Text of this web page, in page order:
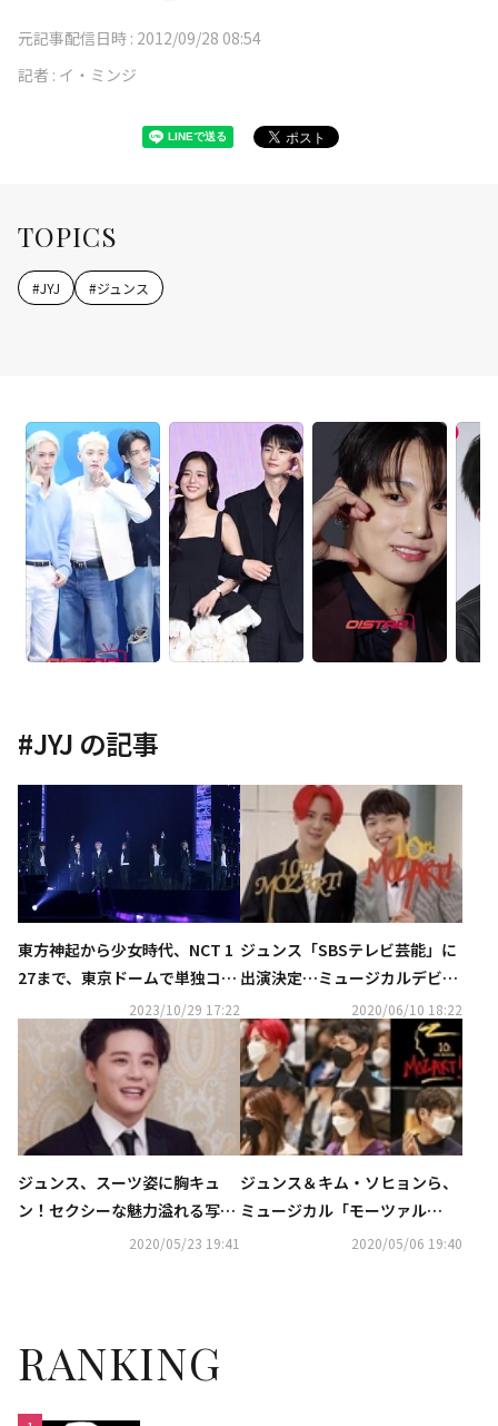
元記事配信日時 : 2012/09/28 08:54
記者 : イ・ミンジ
TOPICS
#JYJ #ジュンス
#JYJ の記事
東方神起から少女時代、NCT 1
27まで、東京ドームで単独コン
サートを成功させたアイドル
2023/10/29 17:22
ジュンス「SBSテレビ芸能」に
出演決定…ミュージカルデビュ
ー10周年のインタビューを電撃
公開
2020/06/10 18:22
ジュンス、スーツ姿に胸キュ
ン！セクシーな魅力溢れる写真
2020/05/23 19:41
ジュンス＆キム・ソヒョンら、
ミュージカル「モーツァル
ト！」10周年記念公演の練習に
2020/05/06 19:40
RANKING